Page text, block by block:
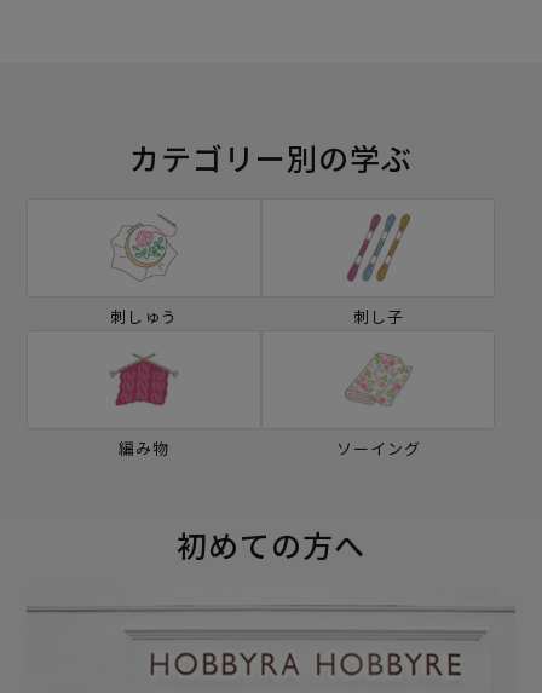
カテゴリー別の学ぶ
刺しゅう 刺し子
編み物 ソーイング
初めての方へ